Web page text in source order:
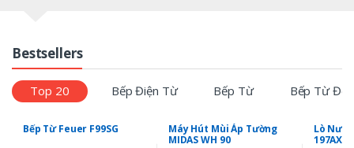
Bestsellers
Top 20 Bếp Điện Từ Bếp Từ Bếp Từ Đôi
Bếp Từ Feuer F99SG
Máy Hút Mùi Áp Tường
MIDAS WH 90
Lò
197AX